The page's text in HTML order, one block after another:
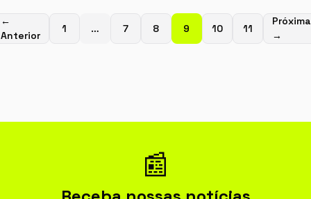
←
Anterior
1 … 7 8 9 10 11
Próxima
→
📰